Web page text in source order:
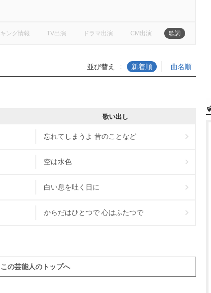
ング情報 TV出演 ドラマ出演 CM出演 歌詞
並び替え 新着順 曲名順
歌い出し
忘れてしまうよ 昔のことなど
空は水色
白い息を吐く日に
からだはひとつで 心はふたつで
この芸能人のトップへ